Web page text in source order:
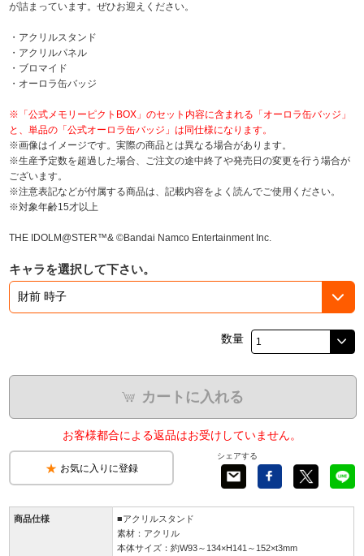
が詰まっています。ぜひお迎えください。
・アクリルスタンド
・アクリルパネル
・ブロマイド
・オーロラ缶バッジ
※「公式メモリーピクトBOX」のセット内容に含まれる「オーロラ缶バッジ」
と、単品の「公式オーロラ缶バッジ」は同仕様になります。
※画像はイメージです。実際の商品とは異なる場合があります。
※生産予定数を超過した場合、ご注文の途中終了や発売日の変更を行う場合が
ございます。
※注意表記などが付属する商品は、記載内容をよく読んでご使用ください。
※対象年齢15才以上
THE IDOLM@STER™& ©Bandai Namco Entertainment Inc.
キャラを選択して下さい。
数量
カートに入れる
お客様都合による返品はお受けしていません。
お気に入りに登録
シェアする
商品仕様
■アクリルスタンド
素材：アクリル
本体サイズ：約W93～134×H141～152×t3mm